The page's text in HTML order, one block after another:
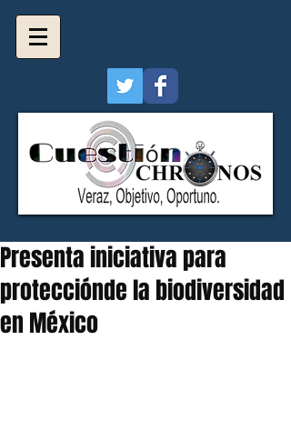
Presenta iniciativa para
protecciónde la biodiversidad
en México